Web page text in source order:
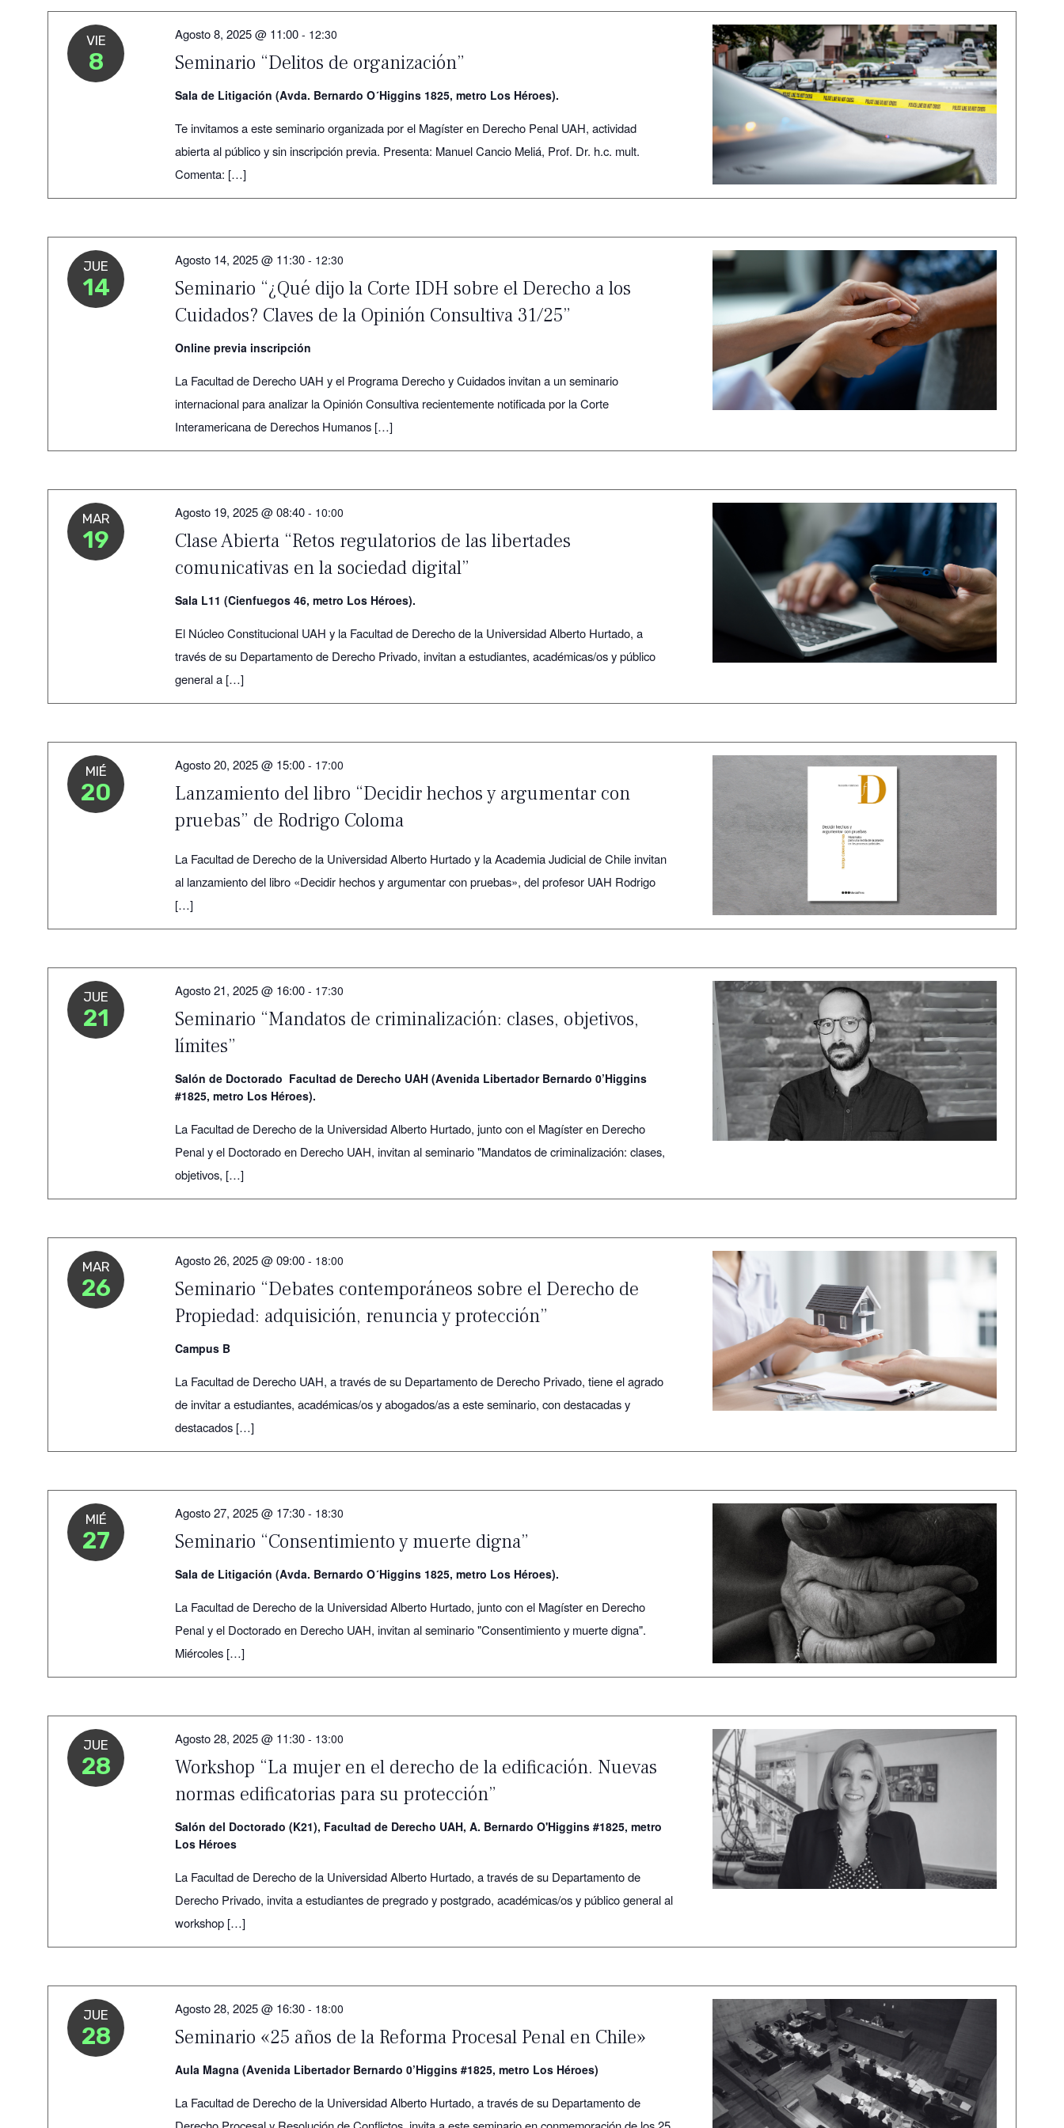
VIE
8 Seminario “Delitos de organización”
Agosto 8, 2025 @ 11:00- 12:30
Sala de Litigación (Avda. Bernardo O´Higgins 1825, metro Los Héroes).
Te invitamos a este seminario organizada por el Magíster en Derecho Penal UAH, actividad
abierta al público y sin inscripción previa. Presenta: Manuel Cancio Meliá, Prof. Dr. h.c. mult.
Comenta: […]
JUE
14
Seminario “¿Qué dijo la Corte IDH sobre el Derecho a los
Cuidados? Claves de la Opinión Consultiva 31/25”
Agosto 14, 2025 @ 11:30- 12:30
Online previa inscripción
La Facultad de Derecho UAH y el Programa Derecho y Cuidados invitan a un seminario
internacional para analizar la Opinión Consultiva recientemente notificada por la Corte
Interamericana de Derechos Humanos […]
MAR
19
Clase Abierta “Retos regulatorios de las libertades
comunicativas en la sociedad digital”
Agosto 19, 2025 @ 08:40- 10:00
Sala L11 (Cienfuegos 46, metro Los Héroes).
El Núcleo Constitucional UAH y la Facultad de Derecho de la Universidad Alberto Hurtado, a
través de su Departamento de Derecho Privado, invitan a estudiantes, académicas/os y público
general a […]
MIÉ
20
Lanzamiento del libro “Decidir hechos y argumentar con
pruebas” de Rodrigo Coloma
Agosto 20, 2025 @ 15:00- 17:00
La Facultad de Derecho de la Universidad Alberto Hurtado y la Academia Judicial de Chile invitan
al lanzamiento del libro «Decidir hechos y argumentar con pruebas», del profesor UAH Rodrigo
[…]
JUE
21
Seminario “Mandatos de criminalización: clases, objetivos,
límites”
Agosto 21, 2025 @ 16:00- 17:30
Salón de Doctorado Facultad de Derecho UAH (Avenida Libertador Bernardo 0’Higgins
#1825, metro Los Héroes).
La Facultad de Derecho de la Universidad Alberto Hurtado, junto con el Magíster en Derecho
Penal y el Doctorado en Derecho UAH, invitan al seminario "Mandatos de criminalización: clases,
objetivos, […]
MAR
26
Seminario “Debates contemporáneos sobre el Derecho de
Propiedad: adquisición, renuncia y protección”
Agosto 26, 2025 @ 09:00- 18:00
Campus B
La Facultad de Derecho UAH, a través de su Departamento de Derecho Privado, tiene el agrado
de invitar a estudiantes, académicas/os y abogados/as a este seminario, con destacadas y
destacados […]
MIÉ
27 Seminario “Consentimiento y muerte digna”
Agosto 27, 2025 @ 17:30- 18:30
Sala de Litigación (Avda. Bernardo O´Higgins 1825, metro Los Héroes).
La Facultad de Derecho de la Universidad Alberto Hurtado, junto con el Magíster en Derecho
Penal y el Doctorado en Derecho UAH, invitan al seminario "Consentimiento y muerte digna".
Miércoles […]
JUE
28
Workshop “La mujer en el derecho de la edificación. Nuevas
normas edificatorias para su protección”
Agosto 28, 2025 @ 11:30- 13:00
Salón del Doctorado (K21), Facultad de Derecho UAH, A. Bernardo O'Higgins #1825, metro
Los Héroes
La Facultad de Derecho de la Universidad Alberto Hurtado, a través de su Departamento de
Derecho Privado, invita a estudiantes de pregrado y postgrado, académicas/os y público general al
workshop […]
JUE
28 Seminario «25 años de la Reforma Procesal Penal en Chile»
Agosto 28, 2025 @ 16:30- 18:00
Aula Magna (Avenida Libertador Bernardo 0’Higgins #1825, metro Los Héroes)
La Facultad de Derecho de la Universidad Alberto Hurtado, a través de su Departamento de